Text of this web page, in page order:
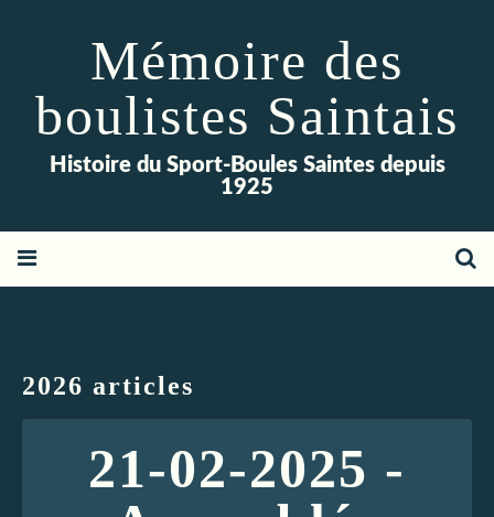
Mémoire des
boulistes Saintais
Histoire du Sport-Boules Saintes depuis
1925
2026 articles
21-02-2025 -